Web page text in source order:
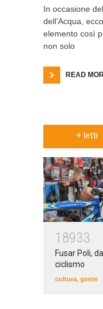
In occasione
dell’Acqua,
elemento così
non solo
READ
+ letti
18933
Fusar Poli,
ciclismo
cultura, gente